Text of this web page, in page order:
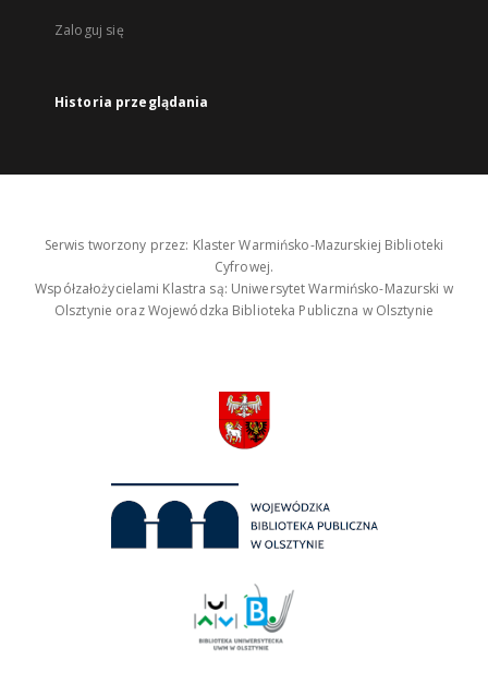
Zaloguj się
Historia przeglądania
Serwis tworzony przez: Klaster Warmińsko-Mazurskiej Biblioteki
Cyfrowej.
Współzałożycielami Klastra są: Uniwersytet Warmińsko-Mazurski w
Olsztynie oraz Wojewódzka Biblioteka Publiczna w Olsztynie